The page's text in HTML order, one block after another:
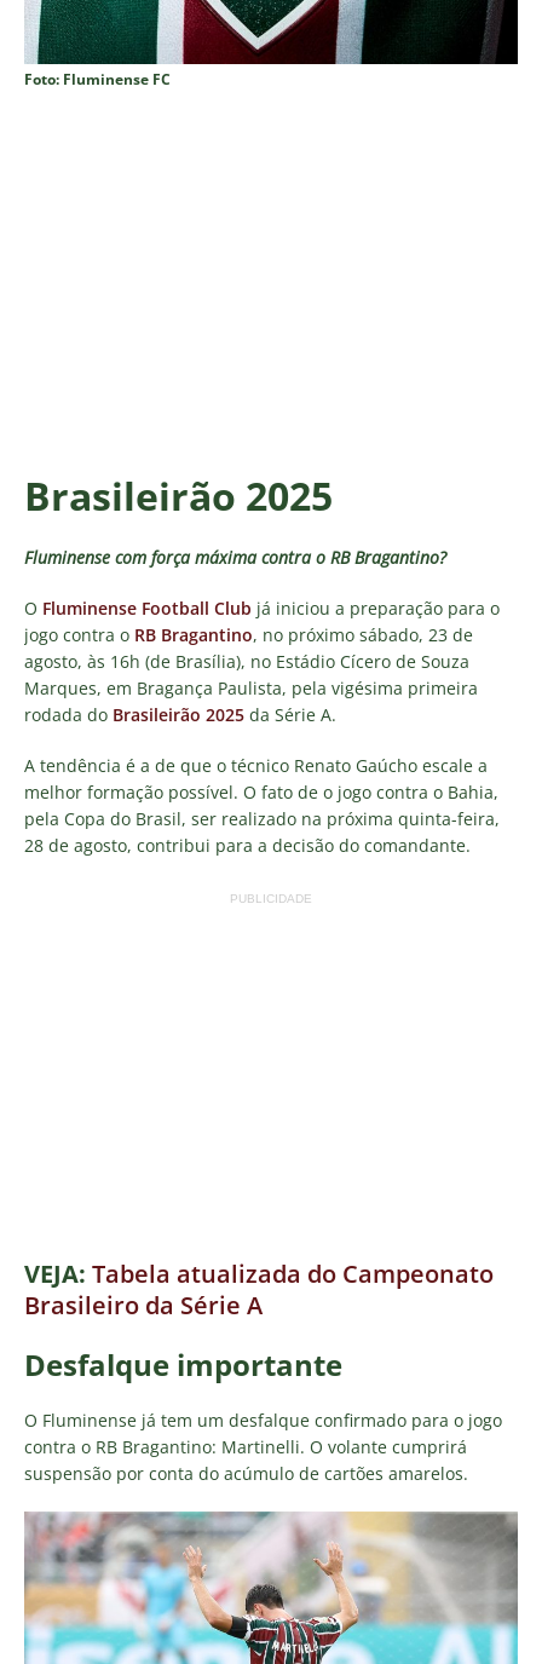
Foto: Fluminense FC
Brasileirão 2025
Fluminense com força máxima contra o RB Bragantino?
O Fluminense Football Club já iniciou a preparação para o
jogo contra o RB Bragantino, no próximo sábado, 23 de
agosto, às 16h (de Brasília), no Estádio Cícero de Souza
Marques, em Bragança Paulista, pela vigésima primeira
rodada do Brasileirão 2025 da Série A.
A tendência é a de que o técnico Renato Gaúcho escale a
melhor formação possível. O fato de o jogo contra o Bahia,
pela Copa do Brasil, ser realizado na próxima quinta-feira,
28 de agosto, contribui para a decisão do comandante.
PUBLICIDADE
VEJA: Tabela atualizada do Campeonato
Brasileiro da Série A
Desfalque importante
O Fluminense já tem um desfalque confirmado para o jogo
contra o RB Bragantino: Martinelli. O volante cumprirá
suspensão por conta do acúmulo de cartões amarelos.